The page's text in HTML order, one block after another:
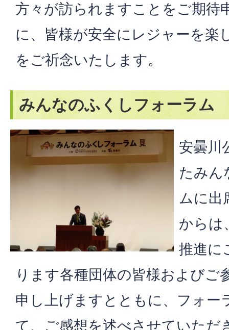
方々が訪られますことをご期待
に、皆様が安全にレジャーを楽
をご祈念いたします。
みんなのふくしフォーラム
安曇川
たみん
ムに出
からは
推進に
ります各種団体の皆様およびご
申し上げますとともに、フォー
て、ご感想を述べさせていただ